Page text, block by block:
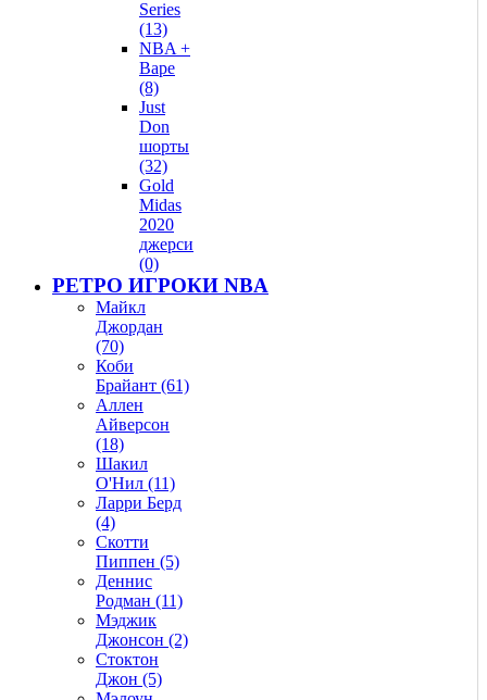
Series
(13)
NBA +
Bape
(8)
Just
Don
шорты
(32)
Gold
Midas
2020
джерси
(0)
РЕТРО ИГРОКИ NBA
Майкл
Джордан
(70)
Коби
Брайант (61)
Аллен
Айверсон
(18)
Шакил
О'Нил (11)
Ларри Берд
(4)
Скотти
Пиппен (5)
Деннис
Родман (11)
Мэджик
Джонсон (2)
Стоктон
Джон (5)